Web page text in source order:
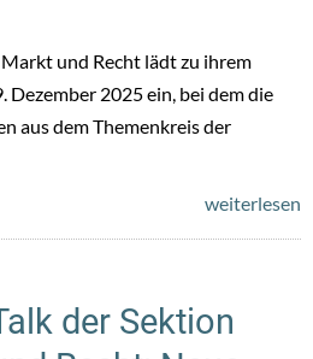
und Recht lädt zu ihrem
Dezember 2025 ein, bei dem die
aus dem Themenkreis der
weiterlesen
der Sektion